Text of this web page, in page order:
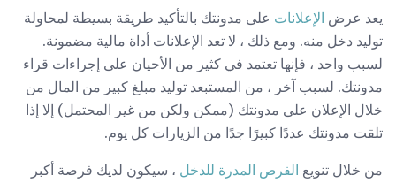
يعد عرض الإعلانات على مدونتك بالتأكيد طريقة بسيطة لمحاولة
توليد دخل منه. ومع ذلك ، لا تعد الإعلانات أداة مالية مضمونة.
لسبب واحد ، فإنها تعتمد في كثير من الأحيان على إجراءات قراء
مدونتك. لسبب آخر ، من المستبعد توليد مبلغ كبير من المال من
خلال الإعلان على مدونتك (ممكن ولكن من غير المحتمل) إلا إذا
تلقت مدونتك عددًا كبيرًا جدًا من الزيارات كل يوم.
من خلال تنويع الفرص المدرة للدخل ، سيكون لديك فرصة أكبر